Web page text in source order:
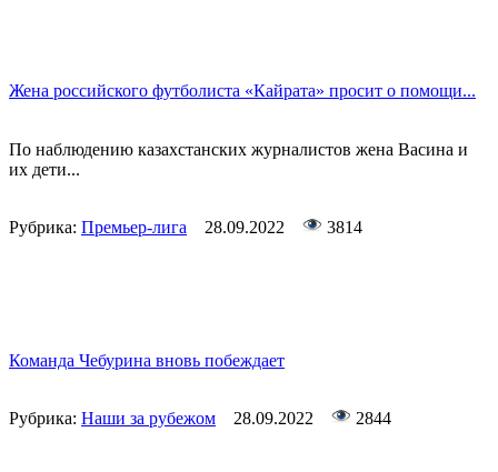
Жена российского футболиста «Кайрата» просит о помощи...
По наблюдению казахстанских журналистов жена Васина и
их дети...
Рубрика: Премьер-лига 28.09.2022 3814
Команда Чебурина вновь побеждает
Рубрика: Наши за рубежом 28.09.2022 2844